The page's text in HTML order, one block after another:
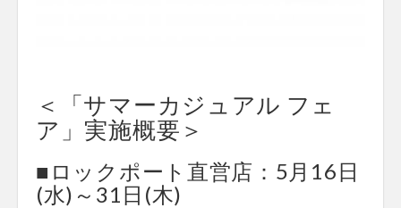
＜「サマーカジュアル フェ
ア」実施概要＞
■ロックポート直営店：5月16日
(水)～31日(木)